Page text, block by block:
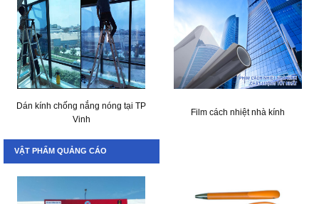
Dán kính chống nắng nóng tại TP
Vinh
Film cách nhiệt nhà kính
VẬT PHẨM QUẢNG CÁO